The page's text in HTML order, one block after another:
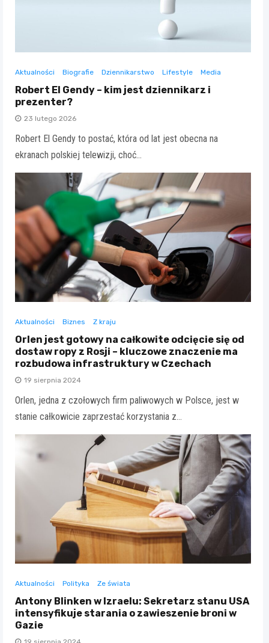
Aktualności Biografie Dziennikarstwo Lifestyle Media
Robert El Gendy – kim jest dziennikarz i
prezenter?
23 lutego 2026
Robert El Gendy to postać, która od lat jest obecna na
ekranach polskiej telewizji, choć…
Aktualności Biznes Z kraju
Orlen jest gotowy na całkowite odcięcie się od
dostaw ropy z Rosji – kluczowe znaczenie ma
rozbudowa infrastruktury w Czechach
19 sierpnia 2024
Orlen, jedna z czołowych firm paliwowych w Polsce, jest w
stanie całkowicie zaprzestać korzystania z…
Aktualności Polityka Ze świata
Antony Blinken w Izraelu: Sekretarz stanu USA
intensyfikuje starania o zawieszenie broni w
Gazie